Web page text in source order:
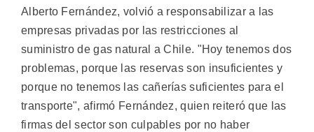
Alberto Fernández, volvió a responsabilizar a las
empresas privadas por las restricciones al
suministro de gas natural a Chile. "Hoy tenemos dos
problemas, porque las reservas son insuficientes y
porque no tenemos las cañerías suficientes para el
transporte", afirmó Fernández, quien reiteró que las
firmas del sector son culpables por no haber